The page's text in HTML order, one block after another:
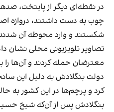
در نقطه‌ای دیگر از پایتخت،
چوب به دست داشتند، دروازه
شکستند و وارد محوطه آن
تصاویر تلویزیونی محلی نشان
معترضان حمله کردند و آن‌ها را
دولت بنگلادش به دلیل این
کرد و پرچم‌ها در این کشور به
بنگلادش پس از آن‌که شیخ